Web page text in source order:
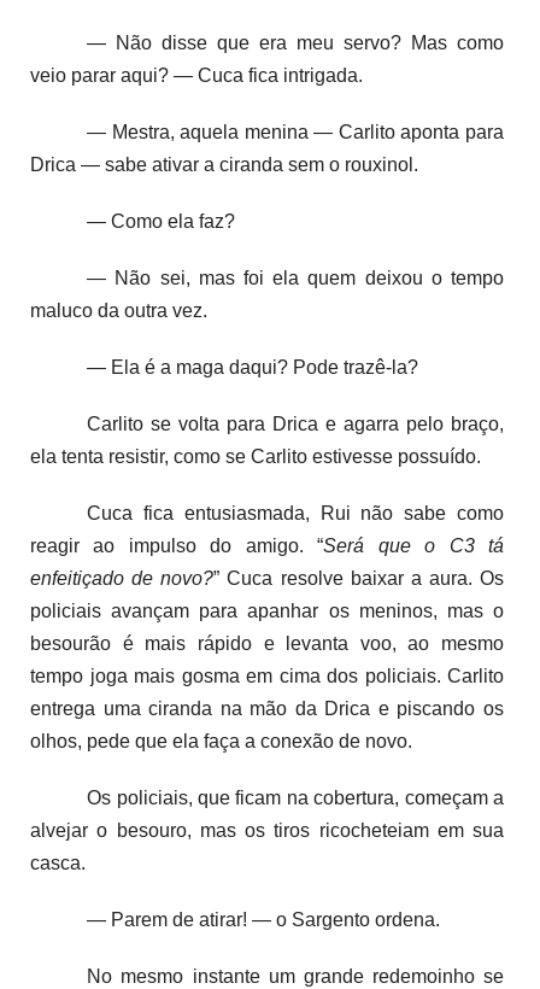
— Não disse que era meu servo? Mas como
veio parar aqui? — Cuca fica intrigada.
— Mestra, aquela menina — Carlito aponta para
Drica — sabe ativar a ciranda sem o rouxinol.
— Como ela faz?
— Não sei, mas foi ela quem deixou o tempo
maluco da outra vez.
— Ela é a maga daqui? Pode trazê-la?
Carlito se volta para Drica e agarra pelo braço,
ela tenta resistir, como se Carlito estivesse possuído.
Cuca fica entusiasmada, Rui não sabe como
reagir ao impulso do amigo. “Será que o C3 tá
enfeitiçado de novo?” Cuca resolve baixar a aura. Os
policiais avançam para apanhar os meninos, mas o
besourão é mais rápido e levanta voo, ao mesmo
tempo joga mais gosma em cima dos policiais. Carlito
entrega uma ciranda na mão da Drica e piscando os
olhos, pede que ela faça a conexão de novo.
Os policiais, que ficam na cobertura, começam a
alvejar o besouro, mas os tiros ricocheteiam em sua
casca.
— Parem de atirar! — o Sargento ordena.
No mesmo instante um grande redemoinho se